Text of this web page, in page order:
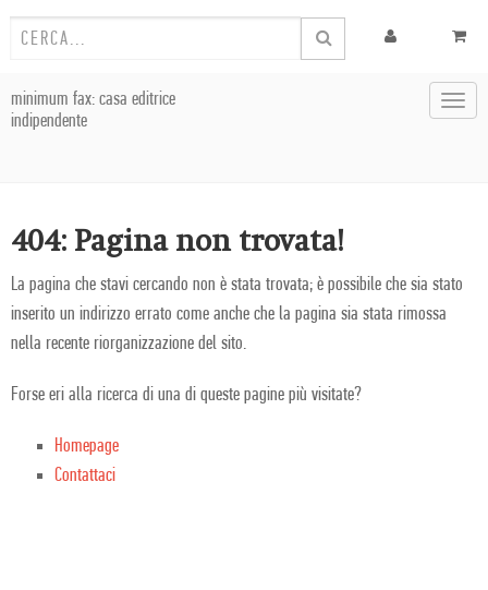
minimum fax: casa editrice
indipendente
404: Pagina non trovata!
La pagina che stavi cercando non è stata trovata; è possibile che sia stato
inserito un indirizzo errato come anche che la pagina sia stata rimossa
nella recente riorganizzazione del sito.
Forse eri alla ricerca di una di queste pagine più visitate?
Homepage
Contattaci